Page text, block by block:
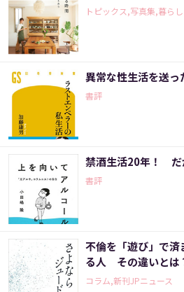
トピックス,写真集,暮らし
異常な性生活を送
書評
禁酒生活20年！ だ
書評
不倫を「遊び」で
る人 その違いとは
コラム,新刊JPニュース